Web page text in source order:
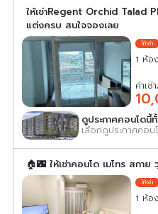
ให้เช่าRegent Orchid Talad
แต่งครบ สนใจจองเลย
1 ห้อ
ค่าเช่
ดูประกาศคอนโดนี้
เลือกดูประกาศคอน
🏠🌃 ให้เช่าคอนโด เมโทร สกา
1 ห้อ